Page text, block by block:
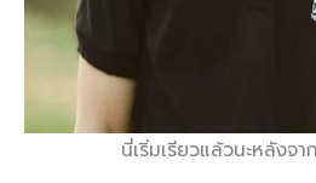
นี่เริ่มเรียวแล้วนะหลังจา